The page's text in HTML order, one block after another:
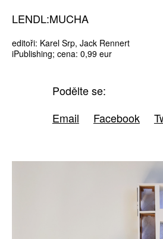
LENDL:MUCHA
editoři: Karel Srp, Jack Rennert
iPublishing; cena: 0,99 eur
Podělte se:
Email
Facebook